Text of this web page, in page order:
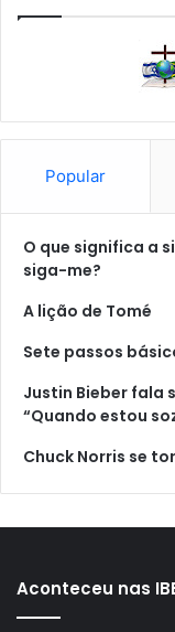
Popular
O que significa a
siga-me?
A lição de Tomé
Sete passos
Justin Bieber fala
“Quando estou
Chuck Norris se
Aconteceu nas